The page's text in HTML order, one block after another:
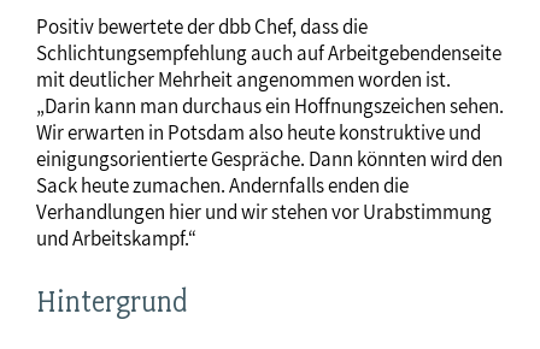
Positiv bewertete der dbb Chef, dass die
Schlichtungsempfehlung auch auf Arbeitgebendenseite
mit deutlicher Mehrheit angenommen worden ist.
„Darin kann man durchaus ein Hoffnungszeichen sehen.
Wir erwarten in Potsdam also heute konstruktive und
einigungsorientierte Gespräche. Dann könnten wird den
Sack heute zumachen. Andernfalls enden die
Verhandlungen hier und wir stehen vor Urabstimmung
und Arbeitskampf.“
Hintergrund